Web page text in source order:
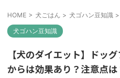
HOME > 犬ごはん > 犬ゴハン豆知識 >
犬ゴハン豆知識
【犬のダイエット】ドッ
からは効果あり？注意点は